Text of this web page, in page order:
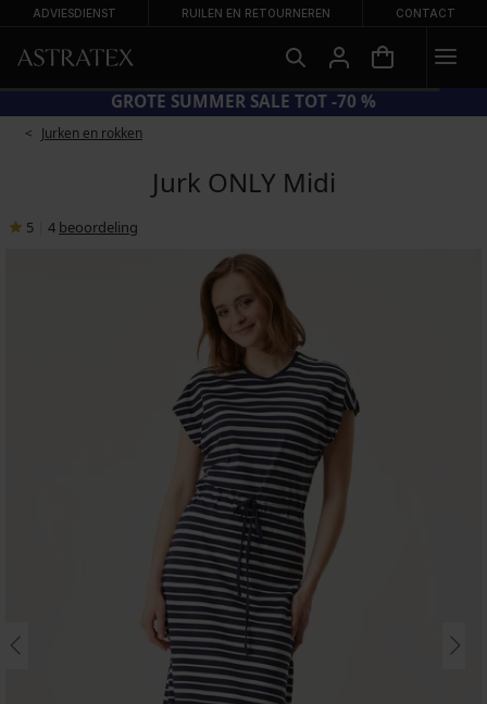
ADVIESDIENST RUILEN EN RETOURNEREN CONTACT
GROTE SUMMER SALE TOT -70 %
Jurken en rokken
Jurk ONLY Midi
5 4 beoordeling